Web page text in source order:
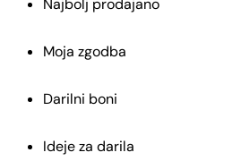
Najbolj prodajano
Moja zgodba
Darilni boni
Ideje za darila